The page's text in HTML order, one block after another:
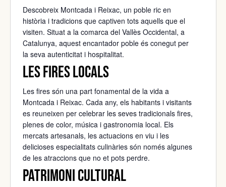
Descobreix Montcada i Reixac, un poble ric en
història i tradicions que captiven tots aquells que el
visiten. Situat a la comarca del Vallès Occidental, a
Catalunya, aquest encantador poble és conegut per
la seva autenticitat i hospitalitat.
Les Fires Locals
Les fires són una part fonamental de la vida a
Montcada i Reixac. Cada any, els habitants i visitants
es reuneixen per celebrar les seves tradicionals fires,
plenes de color, música i gastronomia local. Els
mercats artesanals, les actuacions en viu i les
delicioses especialitats culinàries són només algunes
de les atraccions que no et pots perdre.
Patrimoni Cultural